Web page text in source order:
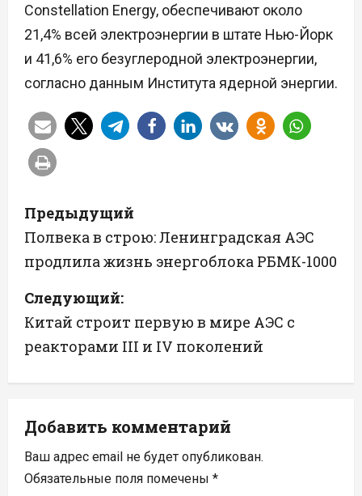
Constellation Energy, обеспечивают около
21,4% всей электроэнергии в штате Нью-Йорк
и 41,6% его безуглеродной электроэнергии,
согласно данным Института ядерной энергии.
Н
а
в
и
г
а
и
я
Предыдущий
Полвека в строю: Ленинградская АЭС
продлила жизнь энергоблока РБМК-1000
Следующий:
Китай строит первую в мире АЭС с
реакторами III и IV поколений
Добавить комментарий
Ваш адрес email не будет опубликован.
Обязательные поля помечены *